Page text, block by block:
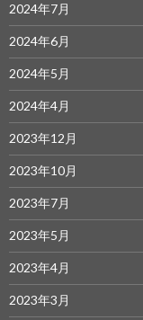
2024年7月
2024年6月
2024年5月
2024年4月
2023年12月
2023年10月
2023年7月
2023年5月
2023年4月
2023年3月